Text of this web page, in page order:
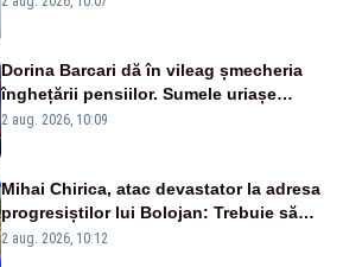
Dorina Barcari dă în vileag șmecheria
înghețării pensiilor. Sumele uriașe
pierdute de fiecare român
2 aug. 2026, 10:09
Mihai Chirica, atac devastator la adresa
progresiștilor lui Bolojan: Trebuie să
protejăm și natura, dar nu șținem omaneii
2 aug. 2026, 10:12